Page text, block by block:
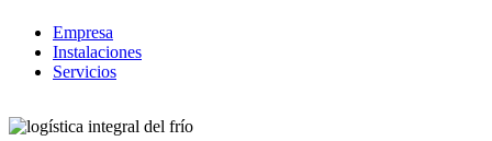
Empresa
Instalaciones
Servicios
logística integral del frío